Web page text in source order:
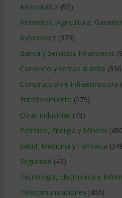
Aeronautica (95)
Alimentos, Agricultura,
Automotriz(379)
Banca y Servicios Financieros
Comercio y ventas al detal
Construccion e Infraestructura
Entretenimiento (279)
Otras industrias (73)
Petroleo, Energia y Mineria
Salud, Medicina y Farmacia
Seguridad (43)
Tecnologia, Electronica e
Telecomunicaciones (405)